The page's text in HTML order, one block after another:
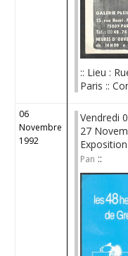
:: Lieu :
Paris ::
06
Novembre
1992
Vendredi
27
Exposition
Pan ::